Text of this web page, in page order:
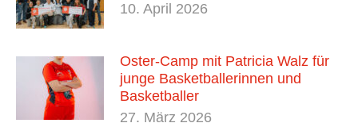
10. April 2026
Oster-Camp mit Patricia Walz für
junge Basketballerinnen und
Basketballer
27. März 2026